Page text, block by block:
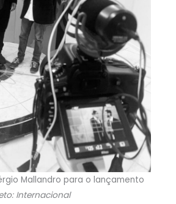
Mallandro para o lançamento
Internacional